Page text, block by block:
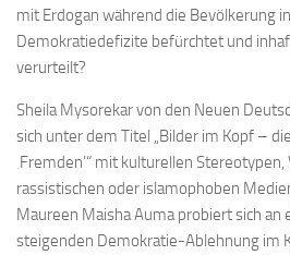
mit Erdogan während die Bevölkerung
Demokratiedefizite befürchtet und
verurteilt?
Sheila Mysorekar von den Neuen
sich unter dem Titel „Bilder im Kopf –
‚Fremden’“ mit kulturellen
rassistischen oder islamophoben
Maureen Maisha Auma probiert sich an
steigenden Demokratie-Ablehnung im